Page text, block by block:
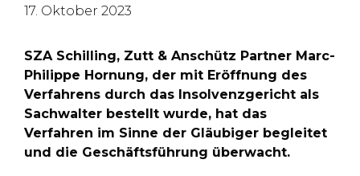
17. Oktober 2023
SZA Schilling, Zutt & Anschütz Partner Marc-
Philippe Hornung, der mit Eröffnung des
Verfahrens durch das Insolvenzgericht als
Sachwalter bestellt wurde, hat das
Verfahren im Sinne der Gläubiger begleitet
und die Geschäftsführung überwacht.